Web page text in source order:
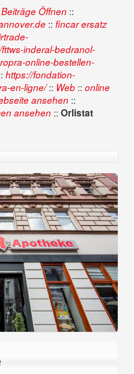
Beiträge Öffnen ::
:: fincar ersatz
inderal-bedranol-
online-bestellen-
https://fondation-
en-ligne/:: Web :: online
ansehen ::
ansehen :: Orlistat